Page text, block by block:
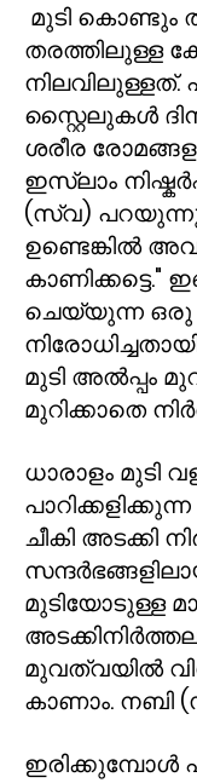
മുടി കൊണ്ടും
തരത്തിലുള്ള
നിലവിലുള്ളത്.
സ്റ്റൈലുകൾ
ശരീര
ഇസ്ലാം
(സ്വ) പറയുന്നു
ഉണ്ടെങ്കിൽ
കാണിക്കട്ടെ."
ചെയ്യുന്ന
മുടി അൽപ്പം
മുറിക്കാതെ
ധാരാളം മുടി
ചീകി അടക്കി
മുടിയോടുള്ള
മുവത്വയിൽ
കാണാം. നബി
ഇരിക്കുമ്പോൾ